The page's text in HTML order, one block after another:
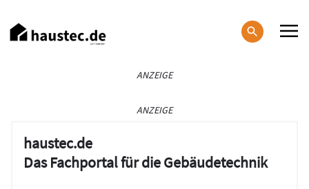
zum
Inhalt
ANZEIGE
ANZEIGE
haustec.de
Das Fachportal für die Gebäudetechnik